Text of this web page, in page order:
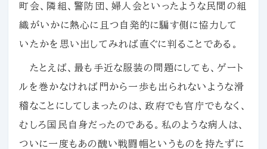
町会、隣組、警防団、婦人会といったような民間の組
織がいかに熱心に且つ自発的に騙す側に協力して
いたかを思い出してみれば直ぐに判ることである。
たとえば、最も手近な服装の問題にしても、ゲート
ルを巻かなければ門から一歩も出られないような滑
稽なことにしてしまったのは、政府でも官庁でもなく、
むしろ国民自身だったのである。私のような病人は、
ついに一度もあの醜い戦闘帽というものを持たずに